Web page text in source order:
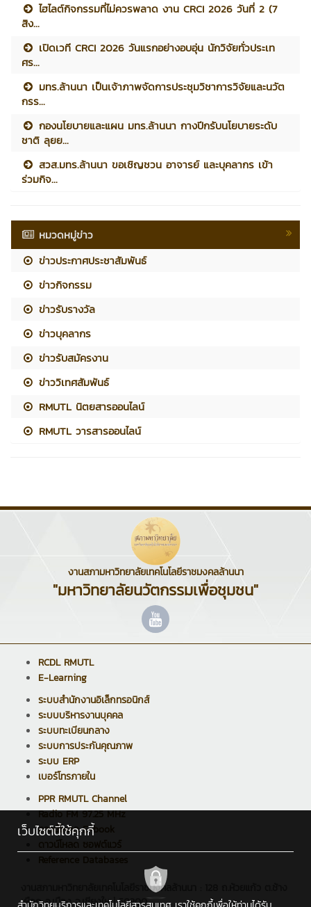
ไฮไลต์กิจกรรมที่ไม่ควรพลาด งาน CRCI 2026 วันที่ 2 (7
สิง...
เปิดเวที CRCI 2026 วันแรกอย่างอบอุ่น นักวิจัยทั่วประเท
ศร...
มทร.ล้านนา เป็นเจ้าภาพจัดการประชุมวิชาการวิจัยและนวัต
กรร...
กองนโยบายและแผน มทร.ล้านนา กางปีกรับนโยบายระดับ
ชาติ ลุยย...
สวส.มทร.ล้านนา ขอเชิญชวน อาจารย์ และบุคลากร เข้า
ร่วมกิจ...
หมวดหมู่ข่าว
ข่าวประกาศประชาสัมพันธ์
ข่าวกิจกรรม
ข่าวรับรางวัล
ข่าวบุคลากร
ข่าวรับสมัครงาน
ข่าววิเทศสัมพันธ์
RMUTL นิตยสารออนไลน์
RMUTL วารสารออนไลน์
งานสภามหาวิทยาลัยเทคโนโลยีราชมงคลล้านนา
"มหาวิทยาลัยนวัตกรรมเพื่อชุมชน"
RCDL RMUTL
E-Learning
ระบบสำนักงานอิเล็กทรอนิกส์
ระบบบริหารงานบุคคล
ระบบทะเบียนกลาง
ระบบการประกันคุณภาพ
ระบบ ERP
เบอร์โทรภายใน
PPR RMUTL Channel
Radio FM 97.25 MHz
ดาวน์โหลด E-book
ดาวน์โหลด ซอฟต์แวร์
Reference Databases
งานสภามหาวิทยาลัยเทคโนโลยีราชมงคลล้านนา : 128 ถ.ห้วยแก้ว ต.ช้าง
เผือก อ.เมือง จ.เชียงใหม่ 50300
เว็บไซต์นี้ใช้คุกกี้